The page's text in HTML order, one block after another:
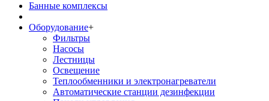
Банные комплексы
Оборудование+
Фильтры
Насосы
Лестницы
Освещение
Теплообменники и электронагреватели
Автоматические станции дезинфекции